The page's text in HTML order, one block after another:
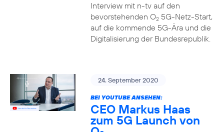
Interview mit n-tv auf den
bevorstehenden O25G-Netz-Start,
auf die kommende 5G-Ära und die
Digitalisierung der Bundesrepublik.
24. September 2020
BEI YOUTUBE ANSEHEN:
CEO Markus Haas
zum 5G Launch von